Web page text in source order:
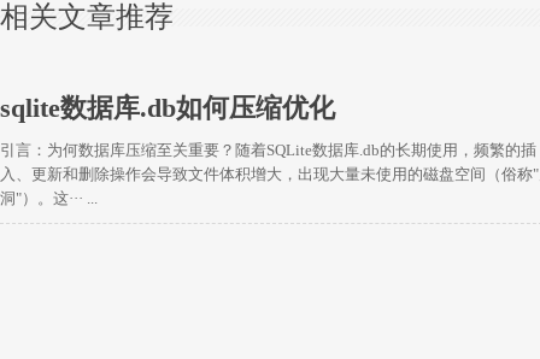
相关文章推荐
sqlite数据库.db如何压缩优化
引言：为何数据库压缩至关重要？随着SQLite数据库.db的长期使用，频繁的插
入、更新和删除操作会导致文件体积增大，出现大量未使用的磁盘空间（俗称
洞"）。这··· ...